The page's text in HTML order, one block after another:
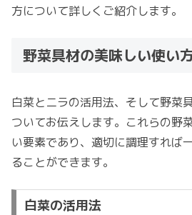
方について詳しくご紹介します。
野菜具材の美味しい使い
白菜とニラの活用法、そして野菜
ついてお伝えします。これらの野
い要素であり、適切に調理すれば
ることができます。
白菜の活用法